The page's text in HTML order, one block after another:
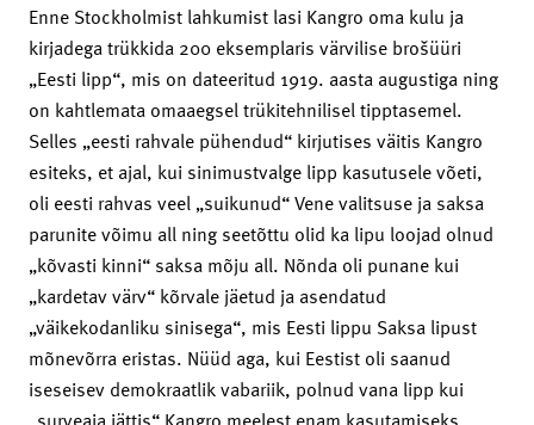
Enne Stockholmist lahkumist lasi Kangro oma kulu ja
kirjadega trükkida 200 eksemplaris värvilise brošüüri
„Eesti lipp“, mis on dateeritud 1919. aasta augustiga ning
on kahtlemata omaaegsel trükitehnilisel tipptasemel.
Selles „eesti rahvale pühendud“ kirjutises väitis Kangro
esiteks, et ajal, kui sinimustvalge lipp kasutusele võeti,
oli eesti rahvas veel „suikunud“ Vene valitsuse ja saksa
parunite võimu all ning seetõttu olid ka lipu loojad olnud
„kõvasti kinni“ saksa mõju all. Nõnda oli punane kui
„kardetav värv“ kõrvale jäetud ja asendatud
„väikekodanliku sinisega“, mis Eesti lippu Saksa lipust
mõnevõrra eristas. Nüüd aga, kui Eestist oli saanud
iseseisev demokraatlik vabariik, polnud vana lipp kui